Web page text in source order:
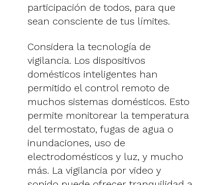
participación de todos, para que
sean consciente de tus límites.
Considera la tecnología de
vigilancia. Los dispositivos
domésticos inteligentes han
permitido el control remoto de
muchos sistemas domésticos. Esto
permite monitorear la temperatura
del termostato, fugas de agua o
inundaciones, uso de
electrodomésticos y luz, y mucho
más. La vigilancia por video y